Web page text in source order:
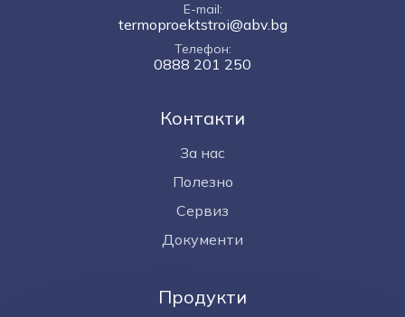
Контакти
За нас
Полезно
Сервиз
Документи
Продукти
E-mail
termoproektstroi@abv.bg
Телефон
0888 201 250